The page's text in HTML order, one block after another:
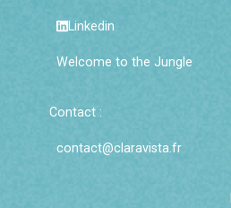
Linkedin
Welcome to the Jungle
Contact :
contact@claravista.fr